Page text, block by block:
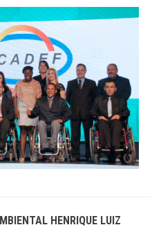
HENRIQUE LUIZ